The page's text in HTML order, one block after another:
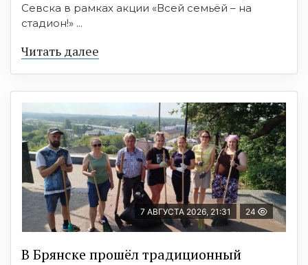
Севска в рамках акции «Всей семьёй – на
стадион!» ...
Читать далее
7 АВГУСТА 2026, 21:31 24
В Брянске прошёл традиционный